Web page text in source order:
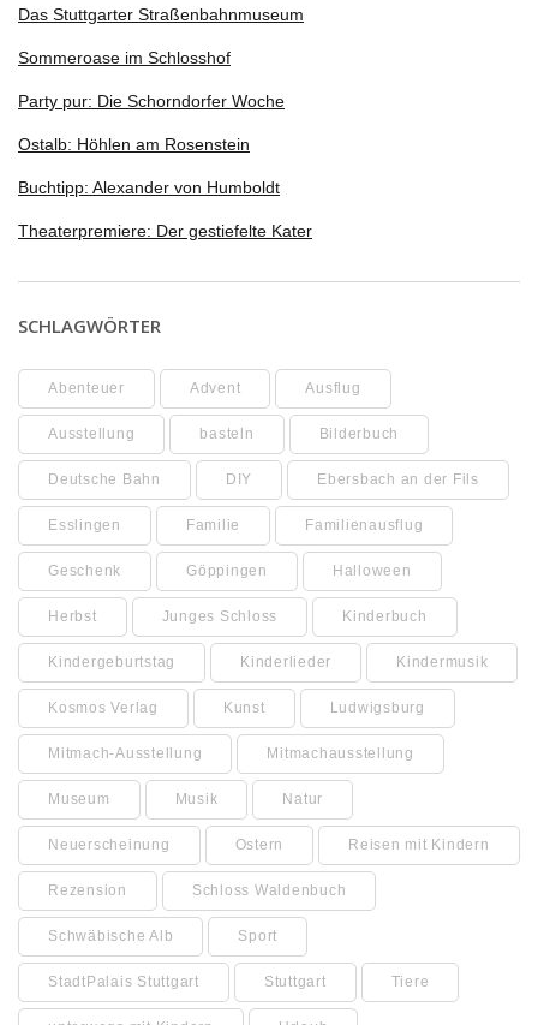
Das Stuttgarter Straßenbahnmuseum
Sommeroase im Schlosshof
Party pur: Die Schorndorfer Woche
Ostalb: Höhlen am Rosenstein
Buchtipp: Alexander von Humboldt
Theaterpremiere: Der gestiefelte Kater
SCHLAGWÖRTER
Abenteuer Advent Ausflug
Ausstellung basteln Bilderbuch
Deutsche Bahn DIY Ebersbach an der Fils
Esslingen Familie Familienausflug
Geschenk Göppingen Halloween
Herbst Junges Schloss Kinderbuch
Kindergeburtstag Kinderlieder Kindermusik
Kosmos Verlag Kunst Ludwigsburg
Mitmach-Ausstellung Mitmachausstellung
Museum Musik Natur
Neuerscheinung Ostern Reisen mit Kindern
Rezension Schloss Waldenbuch
Schwäbische Alb Sport
StadtPalais Stuttgart Stuttgart Tiere